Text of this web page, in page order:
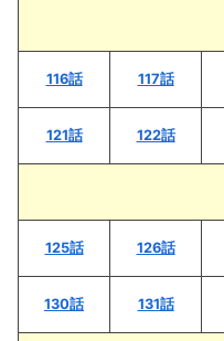
116話 117話
121話 122話
125話 126話
130話 131話